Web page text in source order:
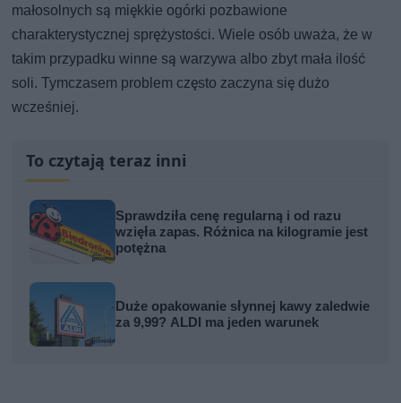
małosolnych są miękkie ogórki pozbawione
charakterystycznej sprężystości. Wiele osób uważa, że w
takim przypadku winne są warzywa albo zbyt mała ilość
soli. Tymczasem problem często zaczyna się dużo
wcześniej.
To czytają teraz inni
Sprawdziła cenę regularną i od razu
wzięła zapas. Różnica na kilogramie jest
potężna
Duże opakowanie słynnej kawy zaledwie
za 9,99? ALDI ma jeden warunek